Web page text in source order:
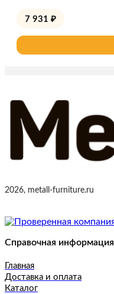
7 931 ₽
2026, metall-furniture.ru
Справочная информация
Главная
Доставка и оплата
Каталог